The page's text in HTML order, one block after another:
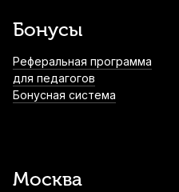
Бонусы
Реферальная программа
для педагогов
Бонусная система
Москва